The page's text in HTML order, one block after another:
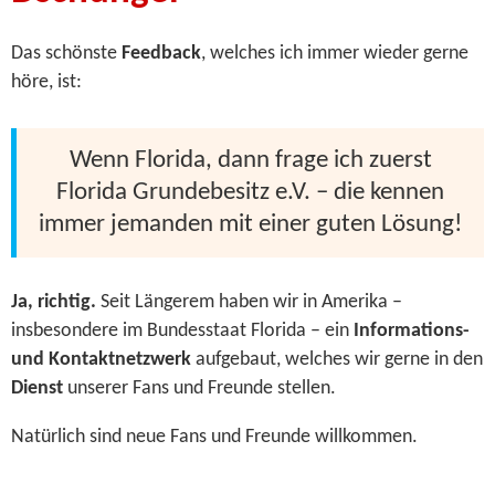
Das schönste Feedback, welches ich immer wieder gerne
höre, ist:
Wenn Florida, dann frage ich zuerst
Florida Grundebesitz e.V. – die kennen
immer jemanden mit einer guten Lösung!
Ja, richtig. Seit Längerem haben wir in Amerika –
insbesondere im Bundesstaat Florida – ein Informations-
und Kontaktnetzwerk aufgebaut, welches wir gerne in den
Dienst unserer Fans und Freunde stellen.
Natürlich sind neue Fans und Freunde willkommen.